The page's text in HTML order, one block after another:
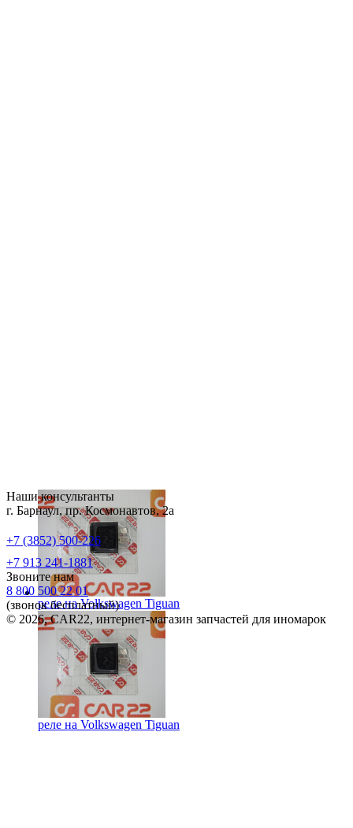
реле наVolkswagen Tiguan
реле на Volkswagen Tiguan
Наши консультанты
г. Барнаул, пр. Космонавтов, 2а
+7 (3852) 500-226
+7 913 241-1881
Звоните нам
8 800 500 22 01
(звонок бесплатный)
© 2026, CAR22, интернет-магазин запчастей для иномарок